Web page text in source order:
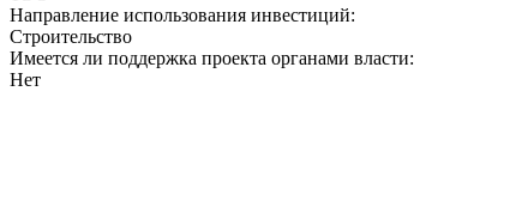
Направление использования инвестиций:
Строительство
Имеется ли поддержка проекта органами власти:
Нет